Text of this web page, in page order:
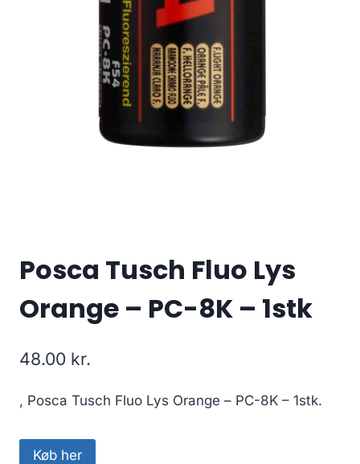
Posca Tusch Fluo Lys
Orange – PC-8K – 1stk
48.00 kr.
, Posca Tusch Fluo Lys Orange – PC-8K – 1stk.
Køb her